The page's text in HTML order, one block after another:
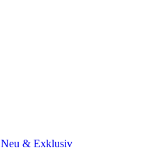
Neu & Exklusiv